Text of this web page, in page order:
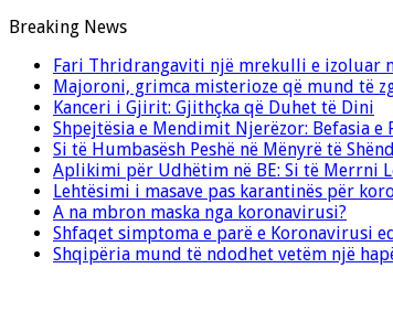
Breaking News
Fari Thridrangaviti një mrekulli e izoluar
Majoroni, grimca misterioze që mund të
Kanceri i Gjirit: Gjithçka që Duhet të Dini
Shpejtësia e Mendimit Njerëzor: Befasia e
Si të Humbasësh Peshë në Mënyrë të
Aplikimi për Udhëtim në BE: Si të Merrni
Lehtësimi i masave pas karantinës për
A na mbron maska nga koronavirusi?
Shfaqet simptoma e parë e Koronavirusi
Shqipëria mund të ndodhet vetëm një